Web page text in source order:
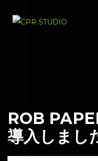
ROB
導入しまし